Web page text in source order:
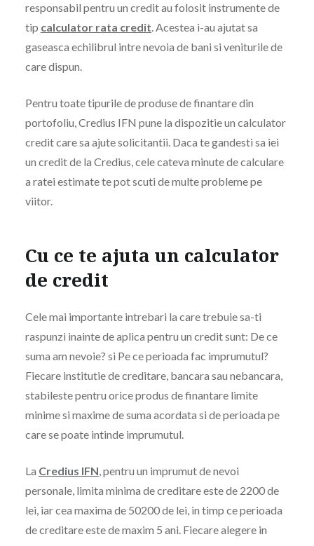
responsabil pentru un credit au folosit instrumente de
tip calculator rata credit. Acestea i-au ajutat sa
gaseasca echilibrul intre nevoia de bani si veniturile de
care dispun.
Pentru toate tipurile de produse de finantare din
portofoliu, Credius IFN pune la dispozitie un calculator
credit care sa ajute solicitantii. Daca te gandesti sa iei
un credit de la Credius, cele cateva minute de calculare
a ratei estimate te pot scuti de multe probleme pe
viitor.
Cu ce te ajuta un calculator
de credit
Cele mai importante intrebari la care trebuie sa-ti
raspunzi inainte de aplica pentru un credit sunt: De ce
suma am nevoie? si Pe ce perioada fac imprumutul?
Fiecare institutie de creditare, bancara sau nebancara,
stabileste pentru orice produs de finantare limite
minime si maxime de suma acordata si de perioada pe
care se poate intinde imprumutul.
La Credius IFN, pentru un imprumut de nevoi
personale, limita minima de creditare este de 2200 de
lei, iar cea maxima de 50200 de lei, in timp ce perioada
de creditare este de maxim 5 ani. Fiecare alegere in